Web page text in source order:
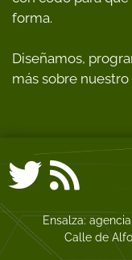
forma.
Diseñamos,
más sobre
Ensalza:
Calle de